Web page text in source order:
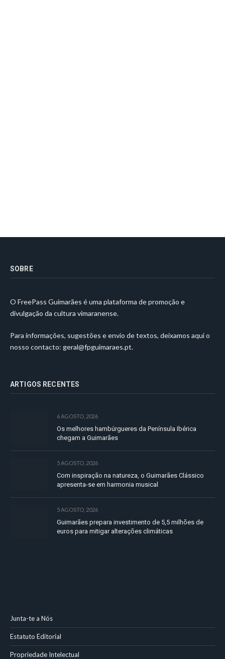
SOBRE
O FreePass Guimarães é uma plataforma de promoção e
divulgação da cultura vimaranense.
Para informações, sugestões e envio de textos, deixamos aqui o
nosso contacto: geral@fpguimaraes.pt.
ARTIGOS RECENTES
6 AGOSTO, 2026
Os melhores hambúrgueres da Península Ibérica
chegam a Guimarães
5 AGOSTO, 2026
Com inspiração na natureza, o Guimarães Clássico
apresenta-se em harmonia musical
5 AGOSTO, 2026
Guimarães prepara investimento de 5,5 milhões de
euros para mitigar alterações climáticas
Junta-te a Nós
Estatuto Editorial
Propriedade Intelectual